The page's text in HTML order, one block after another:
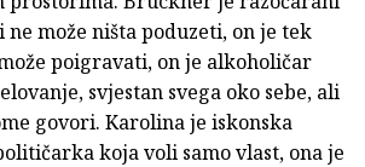
može ništa poduzeti, on je tek
poigravati, on je alkoholičar
svjestan svega oko sebe, ali
govori. Karolina je iskonska
koja voli samo vlast, ona je